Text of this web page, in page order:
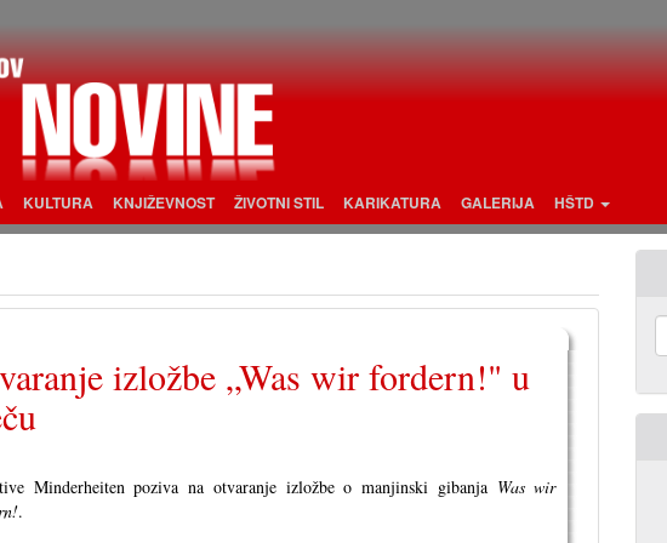
KULTURA KNJIŽEVNOST ŽIVOTNI STIL KARIKATURA GALERIJA HŠTD
izložbe „Was wir fordern!" u
Minderheiten poziva na otvaranje izložbe o manjinski gibanja Was wir
.